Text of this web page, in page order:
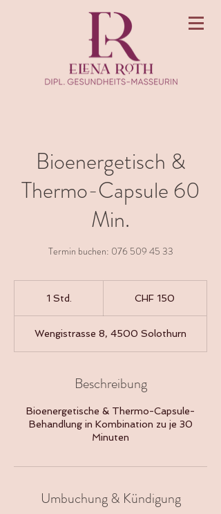
Bioenergetisch &
Thermo-Capsule 60
Min.
Termin buchen: 076 509 45 33
1 Std.
d
CHF 150
Wengistrasse 8, 4500 Solothurn
Beschreibung
Bioenergetische & Thermo-Capsule-
Behandlung in Kombination zu je 30
Minuten
Umbuchung & Kündigung